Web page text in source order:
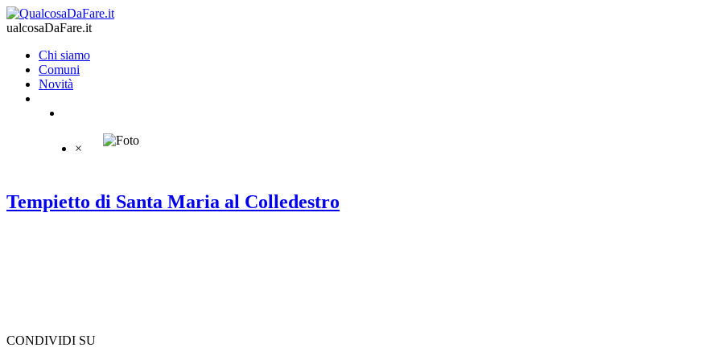
ualcosaDaFare.it
Chi siamo
Comuni
Novità
×
Tempietto di Santa Maria al Colledestro
CONDIVIDI SU